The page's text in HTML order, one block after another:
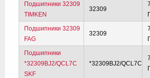
Подшипники 32309
TIMKEN
32309
Подшипники 32309
FAG
32309
Подшипники
*32309BJ2/QCL7C
SKF
*32309BJ2/QCL7C